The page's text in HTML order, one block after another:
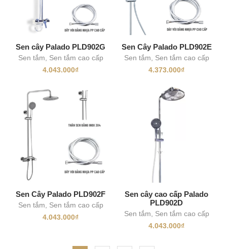
Sen cây Palado PLD902G
Sen tắm
Sen tắm cao cấp
4.043.000₫
Sen Cây Palado PLD902E
Sen tắm
Sen tắm cao cấp
4.373.000₫
Sen Cây Palado PLD902F
Sen tắm
Sen tắm cao cấp
4.043.000₫
Sen cây cao cấp Palado
PLD902D
Sen tắm
Sen tắm cao cấp
4.043.000₫